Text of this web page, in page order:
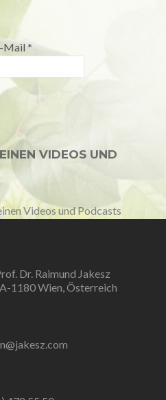
Mail *
VIDEOS UND
Dr. Raimund Jakesz
1180 Wien, Österreich